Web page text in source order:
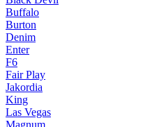
Buffalo
Burton
Denim
Enter
F6
Fair Play
Jakordia
King
Las Vegas
Magnum